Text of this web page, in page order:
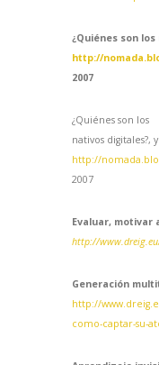
¿Quiénes son
http://
2007
¿Quiénes son los
nativos digitales?,
http://
2007
Evaluar, motivar
http://
Generación
http://
como-captar-su-